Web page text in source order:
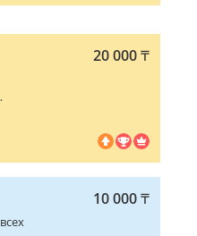
20 000₸
10 000₸